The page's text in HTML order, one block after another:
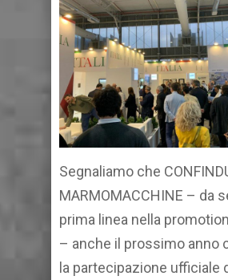
Segnaliamo che
MARMOMACCHINE – da
prima linea nella
– anche il prossimo anno
la partecipazione ufficiale